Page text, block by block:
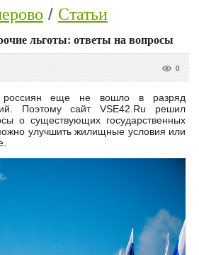
Статьи
льготы: ответы на вопросы
0
еще не вошло в разряд
Поэтому сайт VSE42.Ru решил
о существующих государственных
улучшить жилищные условия или